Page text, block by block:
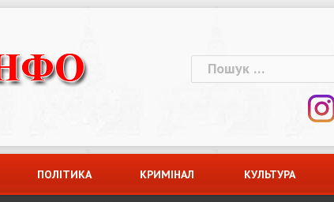
Пошук:
ПОЛІТИКА КРИМІНАЛ КУЛЬТУРА